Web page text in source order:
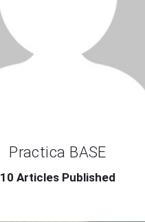
Practica BASE
10 Articles Published